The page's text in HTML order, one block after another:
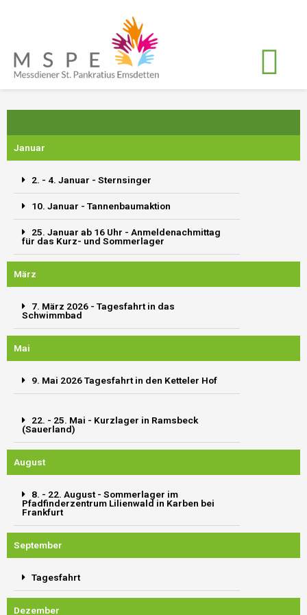
Januar
2. - 4. Januar - Sternsinger
10. Januar - Tannenbaumaktion
25. Januar ab 16 Uhr - Anmeldenachmittag
für das Kurz- und Sommerlager
März
7. März 2026 - Tagesfahrt in das
Schwimmbad
Mai
9. Mai 2026 Tagesfahrt in den Ketteler Hof
22. - 25. Mai - Kurzlager in Ramsbeck
(Sauerland)
August
8. - 22. August - Sommerlager im
Pfadfinderzentrum Lilienwald in Karben bei
Frankfurt
September
Tagesfahrt
Dezember